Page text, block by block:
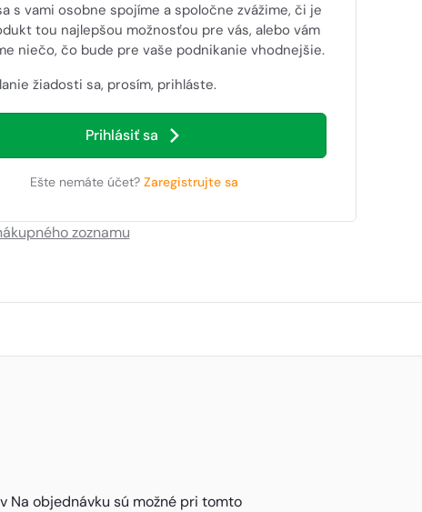
s vami osobne spojíme a spoločne zvážime, či je
tou najlepšou možnosťou pre vás, alebo vám
niečo, čo bude pre vaše podnikanie vhodnejšie.
žiadosti sa, prosím, prihláste.
Prihlásiť sa
Ešte nemáte účet? Zaregistrujte sa
zoznamu
Na objednávku sú možné pri tomto